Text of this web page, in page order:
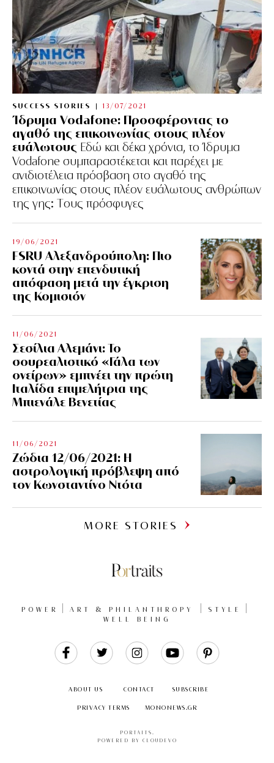
SUCCESS STORIES 13/07/2021
Ίδρυμα Vodafone: Προσφέροντας το
αγαθό της επικοινωνίας στους πλέον
ευάλωτους Εδώ και δέκα χρόνια, το Ίδρυμα
Vodafone συμπαραστέκεται και παρέχει με
ανιδιοτέλεια πρόσβαση στο αγαθό της
επικοινωνίας στους πλέον ευάλωτους ανθρώπων
της γης: Tους πρόσφυγες
19/06/2021
FSRU Αλεξανδρούπολη: Πιο
κοντά στην επενδυτική
απόφαση μετά την έγκριση
της Κομισιόν
11/06/2021
Σεσίλια Αλεμάνι: Το
σουρεαλιστικό «Γάλα των
ονείρων» εμπνέει την πρώτη
Ιταλίδα επιμελήτρια της
Μπιενάλε Βενετίας
11/06/2021
Ζώδια 12/06/2021: Η
αστρολογική πρόβλεψη από
τον Κωνσταντίνο Ντότα
MORE STORIES
POWER ART & PHILANTHROPY
STYLE
WELL BEING
ABOUT US CONTACT SUBSCRIBE
PRIVACY TERMS MONONEWS.GR
PORTAITS
POWERED BY CLOUDEVO